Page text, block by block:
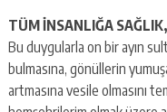
TÜM İNSANLIĞA
Bu duygularla on bir ayın
bulmasına, gönüllerin
artmasına vesile olmasını